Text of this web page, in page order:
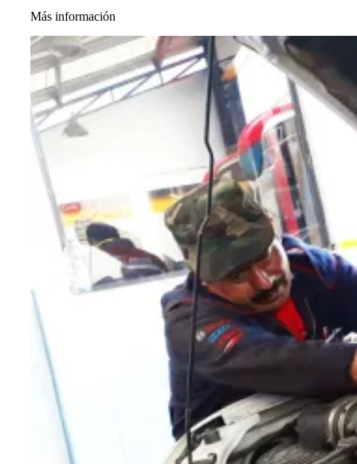
Más información